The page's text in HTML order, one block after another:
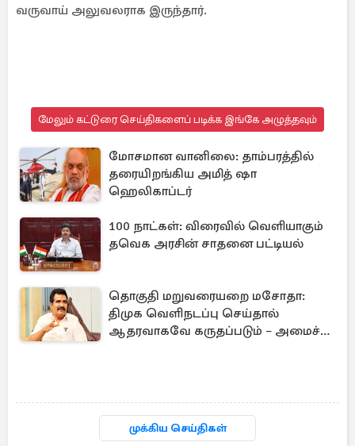
வருவாய் அலுவலராக இருந்தார்.
மேலும் கட்டுரை செய்திகளைப் படிக்க இங்கே அழுத்தவும்
மோசமான வானிலை: தாம்பரத்தில்
தரையிறங்கிய அமித் ஷா
ஹெலிகாப்டர்
100 நாட்கள்: விரைவில் வெளியாகும்
தவெக அரசின் சாதனை பட்டியல்
தொகுதி மறுவரையறை மசோதா:
திமுக வெளிநடப்பு செய்தால்
ஆதரவாகவே கருதப்படும் – அமைச்சர்
முக்கிய செய்திகள்